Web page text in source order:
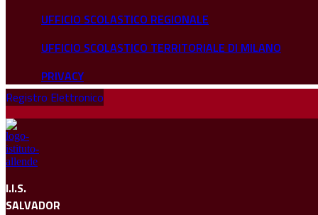
UFFICIO SCOLASTICO REGIONALE
UFFICIO SCOLASTICO TERRITORIALE DI MILANO
PRIVACY
Registro Elettronico
I.I.S.
SALVADOR